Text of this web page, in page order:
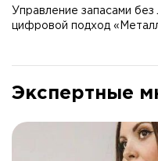
Управление запасами
цифровой подход
Экспертные